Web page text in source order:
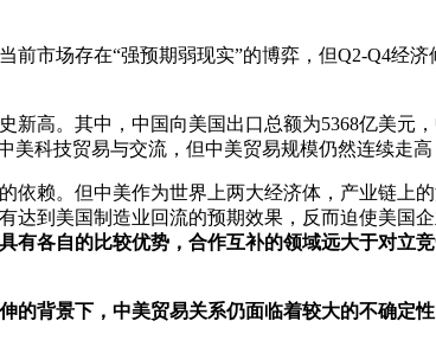
当前市场存在“强预期弱现实”的博弈，但Q2-Q4经
高。其中，中国向美国出口总额为5368亿美元
科技贸易与交流，但中美贸易规模仍然连续走高
依赖。但中美作为世界上两大经济体，产业链上
到美国制造业回流的预期效果，反而迫使美国
有各自的比较优势，合作互补的领域远大于对立
背景下，中美贸易关系仍面临着较大的不确定